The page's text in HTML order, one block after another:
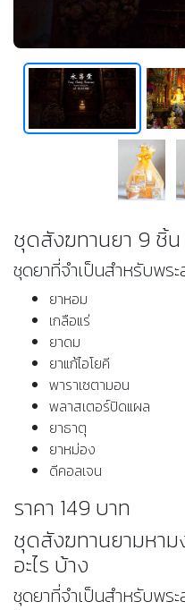
ชุดสังฆทานยา 9 ชิ้น
ชุดยาที่จำเป็นสำหรับพร
ยาหอม
เกลือแร่
ยาดม
ยาแก้ไอโยคี
พาราเซตามอน
พลาสเตอร์ปิดแผล
ยาธาตุ
ยาหม่อง
ดีคอลเจน
ราคา 149 บาท
ชุดสังฆทานยามหา
อะไร บ้าง
ชุดยาที่จำเป็นสำหรับพร